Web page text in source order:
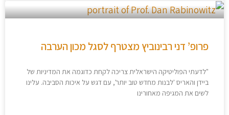
פרופ’ דני רבינוביץ מצטרף לסגל מכון הערבה
"לדעתי הפוליטיקה הישראלית צריכה לקחת כדוגמה את המדיניות של
ביידן והאריס 'לבנות מחדש טוב יותר', עם דגש על איכות הסביבה. עלינו
לשים את המגיפה מאחורינו